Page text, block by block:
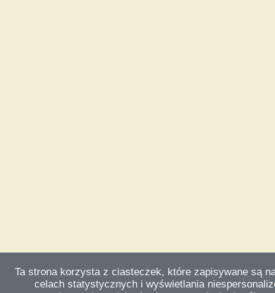
Ta strona korzysta z ciasteczek, które zapisywane są
celach statystycznych i wyświetlania